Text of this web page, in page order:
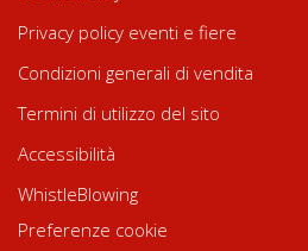
Privacy policy eventi e fiere
Condizioni generali di vendita
Termini di utilizzo del sito
Accessibilità
WhistleBlowing
Preferenze cookie